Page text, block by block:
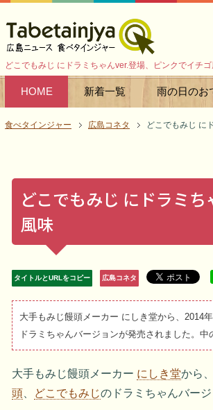
どこでもみじ にドラミちゃんver.登場、ピンクでイチ
HOME 新着一覧 雨の日のお
食べタインジャー 広島コネタ どこでもみじ に
どこでもみじ にドラミ
風味
タイトルとURLをコピー 広島コネタ
大手もみじ饅頭メーカー にしき堂から、2014
ドラミちゃんバージョンが発売されました。
大手もみじ饅頭メーカー にしき堂から
頭、 どこでもみじのドラミちゃんバー